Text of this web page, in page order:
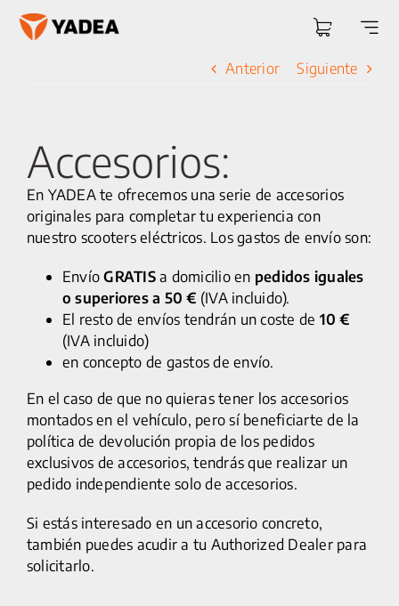
Saltar
Anterior Siguiente
Accesorios:
En YADEA te ofrecemos una serie de accesorios
originales para completar tu experiencia con
nuestro scooters eléctricos. Los gastos de envío son:
EnvíoGRATISa domicilio en pedidos iguales
o superiores a 50 € (IVA incluido).
El resto de envíos tendrán un coste de 10 €
(IVA incluido)
en concepto de gastos de envío.
En el caso de que no quieras tener los accesorios
montados en el vehículo, pero sí beneficiarte de la
política de devolución propia de los pedidos
exclusivos de accesorios, tendrás que realizar un
pedido independiente solo de accesorios.
Si estás interesado en un accesorio concreto,
también puedes acudir a tu Authorized Dealer para
solicitarlo.